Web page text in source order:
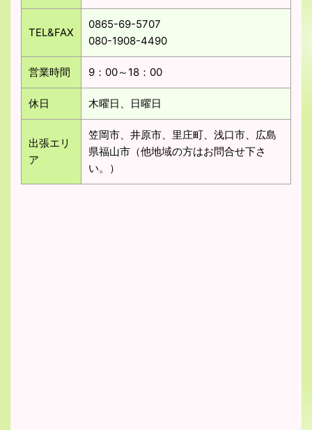
TEL&FAX
0865-69-5707
080-1908-4490
営業時間 9：00～18：00
休日 木曜日、日曜日
出張エリ
ア
笠岡市、井原市、里庄町、浅口市、広島
県福山市（他地域の方はお問合せ下さ
い。）